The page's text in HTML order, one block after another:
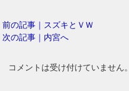
前の記事｜スズキとＶＷ
次の記事｜内宮へ
コメントは受け付けていません。